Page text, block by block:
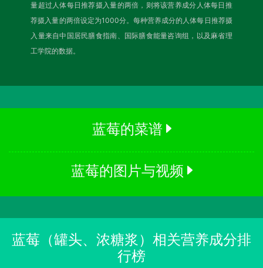
量超过人体每日推荐摄入量的两倍，则将该营养成分人体每日推
荐摄入量的两倍设定为1000分。每种营养成分的人体每日推荐摄
入量来自中国居民膳食指南、国际膳食能量咨询组，以及麻省理
工学院的数据。
蓝莓的菜谱
蓝莓的图片与视频
蓝莓（罐头、浓糖浆）相关营养成分排
行榜